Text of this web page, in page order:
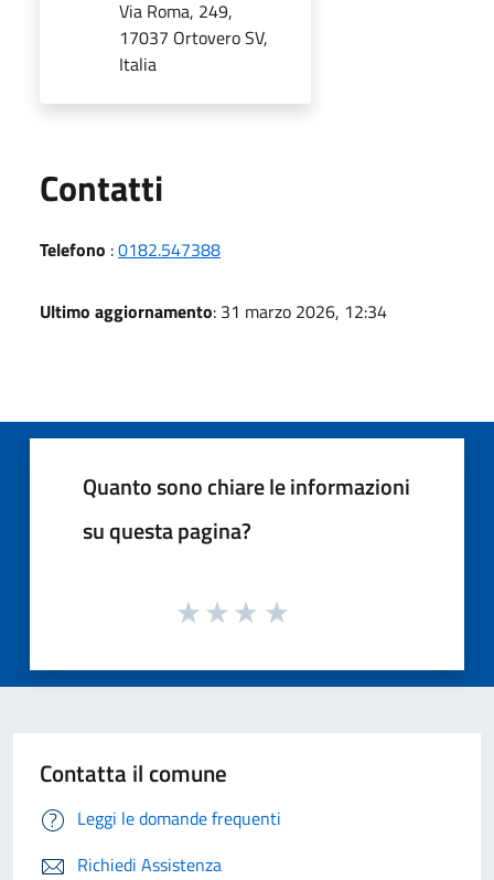
Via Roma, 249,
17037 Ortovero SV,
Italia
Contatti
Telefono :0182.547388
Ultimo aggiornamento: 31 marzo 2026, 12:34
Quanto sono chiare le informazioni
su questa pagina?
Contatta il comune
Leggi le domande frequenti
Richiedi Assistenza